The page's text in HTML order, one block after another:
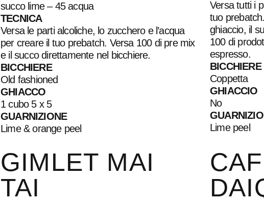
succo lime – 45 acqua
TECNICA
Versa le parti alcoliche, lo zucchero e l’acqua
per creare il tuo prebatch. Versa 100 di pre mix
e il succo direttamente nel bicchiere.
BICCHIERE
Old fashioned
GHIACCO
1 cubo 5 x 5
GUARNIZIONE
Lime & orange peel
Versa tutti i
tuo
ghiaccio, il
100 di
espresso.
BICCHIERE
Coppetta
GHIACCIO
No
Lime peel
GIMLET MAI
TAI